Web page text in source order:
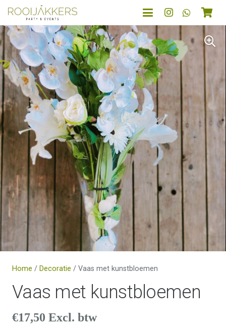
Home / Decoratie / Vaas met kunstbloemen
Vaas met kunstbloemen
€17,50 Excl. btw